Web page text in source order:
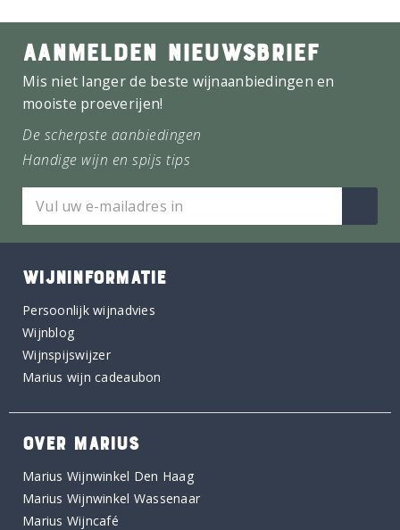
AANMELDEN NIEUWSBRIEF
Mis niet langer de beste wijnaanbiedingen en
mooiste proeverijen!
De scherpste aanbiedingen
Handige wijn en spijs tips
WIJNINFORMATIE
Persoonlijk wijnadvies
Wijnblog
Wijnspijswijzer
Marius wijn cadeaubon
OVER MARIUS
Marius Wijnwinkel Den Haag
Marius Wijnwinkel Wassenaar
Marius Wijncafé